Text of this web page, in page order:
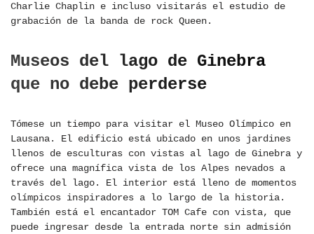
Charlie Chaplin e incluso visitarás el estudio de
grabación de la banda de rock Queen.
Museos del lago de Ginebra
que no debe perderse
Tómese un tiempo para visitar el Museo Olímpico en
Lausana. El edificio está ubicado en unos jardines
llenos de esculturas con vistas al lago de Ginebra y
ofrece una magnífica vista de los Alpes nevados a
través del lago. El interior está lleno de momentos
olímpicos inspiradores a lo largo de la historia.
También está el encantador TOM Cafe con vista, que
puede ingresar desde la entrada norte sin admisión